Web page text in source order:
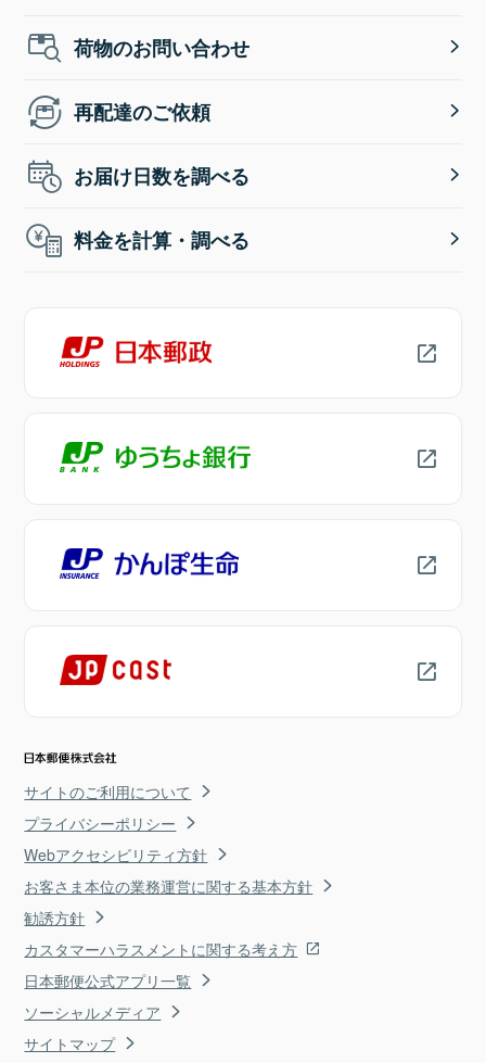
荷物のお問い合わせ
再配達のご依頼
お届け日数を調べる
料金を計算・調べる
サイトのご利用について
プライバシーポリシー
Webアクセシビリティ方針
お客さま本位の業務運営に関する基本方針
勧誘方針
カスタマーハラスメントに関する考え方
日本郵便公式アプリ一覧
ソーシャルメディア
サイトマップ